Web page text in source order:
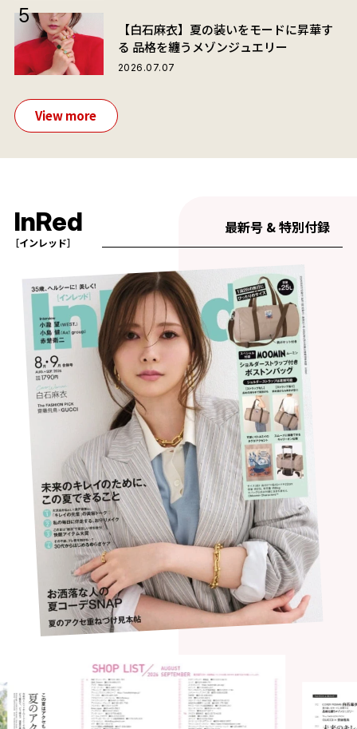
【白石麻衣】夏の装いをモードに昇華す
る 品格を纏うメゾンジュエリー
2026.07.07
View more
InRed
［インレッド］
最新号 & 特別付録